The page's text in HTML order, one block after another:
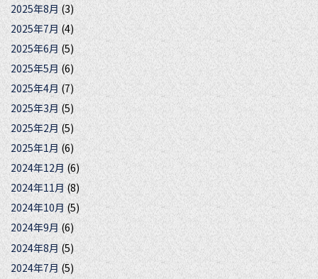
2025年8月(3)
2025年7月(4)
2025年6月(5)
2025年5月(6)
2025年4月(7)
2025年3月(5)
2025年2月 (5)
2025年1月(6)
2024年12月 (6)
2024年11月(8)
2024年10月 (5)
2024年9月 (6)
2024年8月(5)
2024年7月(5)